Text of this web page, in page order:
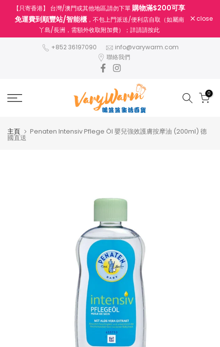
【只寄香港】 台灣/澳門或其他地區,請勿下單購物滿$200可享
免運費到順豐站/智能櫃，不包上門派送/便利店自取（如屬南
丫島/長洲，需額外收取附加費）；詳請請按此
close
+852 36197090
info@varywarm.com
聯絡我們
0
主頁 Penaten Intensiv Pflege Öl 嬰兒強效護膚按摩油 (200ml) 德
國直送